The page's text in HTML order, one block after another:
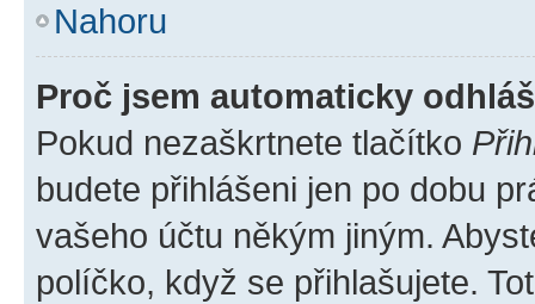
Nahoru
Proč jsem automaticky
Pokud nezaškrtnete tlačítko
budete přihlášeni jen po dobu
vašeho účtu někým jiným.
políčko, když se přihlašujete.